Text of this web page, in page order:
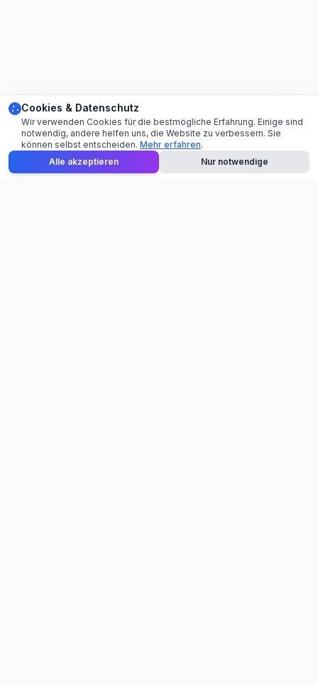
Cookies & Datenschutz
Wir verwenden Cookies für die bestmögliche Erfahrung. Einige sind
notwendig, andere helfen uns, die Website zu verbessern. Sie
können selbst entscheiden. Mehr erfahren.
Alle akzeptieren
Nur notwendige